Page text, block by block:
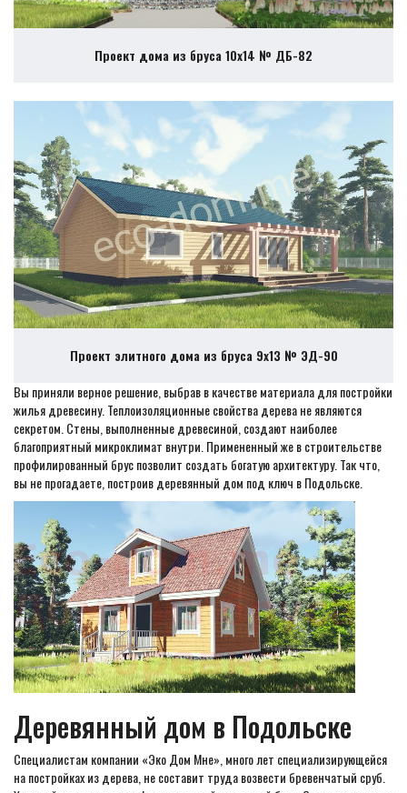
Проект дома из бруса 10х14 № ДБ-82
Проект элитного дома из бруса 9х13 № ЭД-90
Вы приняли верное решение, выбрав в качестве материала для постройки
жилья древесину. Теплоизоляционные свойства дерева не являются
секретом. Стены, выполненные древесиной, создают наиболее
благоприятный микроклимат внутри. Примененный же в строительстве
профилированный брус позволит создать богатую архитектуру. Так что,
вы не прогадаете, построив деревянный дом под ключ в Подольске.
Деревянный дом в Подольске
Специалистам компании «Эко Дом Мне», много лет специализирующейся
на постройках из дерева, не составит труда возвести бревенчатый сруб.